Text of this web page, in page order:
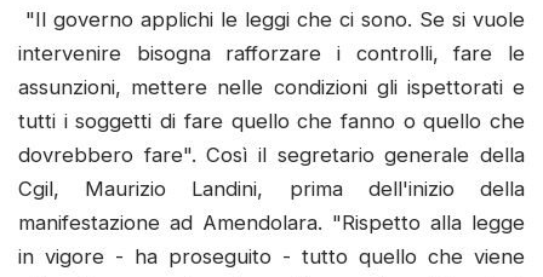
"Il governo applichi le leggi che ci sono. Se si vuole
intervenire bisogna rafforzare i controlli, fare le
assunzioni, mettere nelle condizioni gli ispettorati e
tutti i soggetti di fare quello che fanno o quello che
dovrebbero fare". Così il segretario generale della
Cgil, Maurizio Landini, prima dell'inizio della
manifestazione ad Amendolara. "Rispetto alla legge
in vigore - ha proseguito - tutto quello che viene